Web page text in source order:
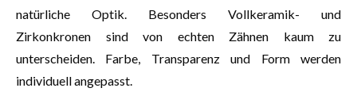
natürliche Optik. Besonders Vollkeramik- und
Zirkonkronen sind von echten Zähnen kaum zu
unterscheiden. Farbe, Transparenz und Form werden
individuell angepasst.